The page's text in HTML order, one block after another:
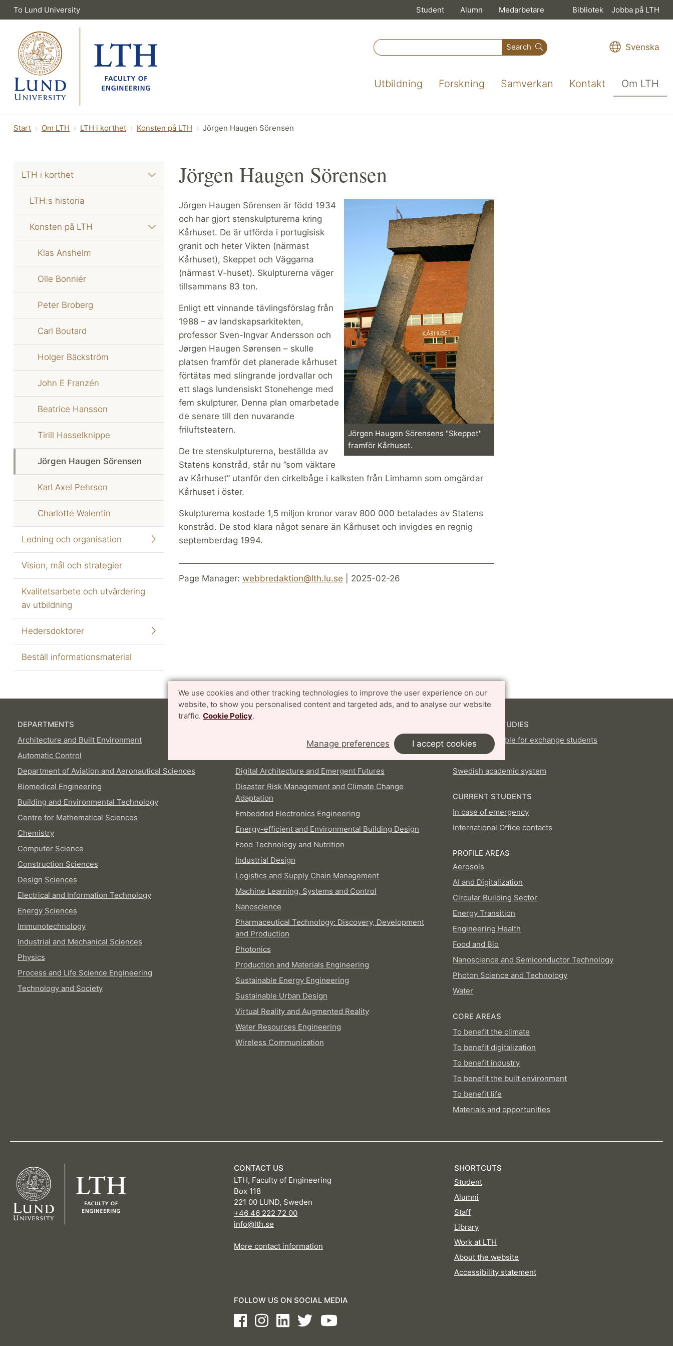
We use cookies and other tracking technologies to improve the user experience on our
website, to show you personalised content and targeted ads, and to analyse our website
traffic. Cookie Policy.
Manage preferences I accept cookies
To Lund University Student Alumn Medarbetare Bibliotek Jobba på LTH
Search Svenska
Utbildning Forskning Samverkan Kontakt Om LTH
Start Om LTH LTH i korthet Konsten på LTH Jörgen Haugen Sörensen
LTH i korthet
LTH:s historia
Konsten på LTH
Klas Anshelm
Olle Bonniér
Peter Broberg
Carl Boutard
Holger Bäckström
John E Franzén
Beatrice Hansson
Tirill Hasselknippe
Jörgen Haugen Sörensen
Karl Axel Pehrson
Charlotte Walentin
Ledning och organisation
Vision, mål och strategier
Kvalitetsarbete och utvärdering
av utbildning
Hedersdoktorer
Beställ informationsmaterial
Jörgen Haugen Sörensen
Jörgen Haugen Sörensens "Skeppet"
framför Kårhuset.
Jörgen Haugen Sörensen är född 1934
och har gjort stenskulpturerna kring
Kårhuset. De är utförda i portugisisk
granit och heter Vikten (närmast
Kårhuset), Skeppet och Väggarna
(närmast V-huset). Skulpturerna väger
tillsammans 83 ton.
Enligt ett vinnande tävlingsförslag från
1988 – av landskapsarkitekten,
professor Sven-Ingvar Andersson och
Jørgen Haugen Sørensen – skulle
platsen framför det planerade kårhuset
förtätas med slingrande jordvallar och
ett slags lundensiskt Stonehenge med
fem skulpturer. Denna plan omarbetade
de senare till den nuvarande
friluftsteatern.
De tre stenskulpturerna, beställda av
Statens konstråd, står nu ”som väktare
av Kårhuset” utanför den cirkelbåge i kalksten från Limhamn som omgärdar
Kårhuset i öster.
Skulpturerna kostade 1,5 miljon kronor varav 800 000 betalades av Statens
konstråd. De stod klara något senare än Kårhuset och invigdes en regnig
septemberdag 1994.
Page Manager: webbredaktion@lth.lu.se | 2025-02-26
DEPARTMENTS
Architecture and Built Environment
Automatic Control
Department of Aviation and Aeronautical Sciences
Biomedical Engineering
Building and Environmental Technology
Centre for Mathematical Sciences
Chemistry
Computer Science
Construction Sciences
Design Sciences
Electrical and Information Technology
Energy Sciences
Immunotechnology
Industrial and Mechanical Sciences
Physics
Process and Life Science Engineering
Technology and Society
Digital Architecture and Emergent Futures
Disaster Risk Management and Climate Change
Adaptation
Embedded Electronics Engineering
Energy-efficient and Environmental Building Design
Food Technology and Nutrition
Industrial Design
Logistics and Supply Chain Management
Machine Learning, Systems and Control
Nanoscience
Pharmaceutical Technology: Discovery, Development
and Production
Photonics
Production and Materials Engineering
Sustainable Energy Engineering
Sustainable Urban Design
Virtual Reality and Augmented Reality
Water Resources Engineering
Wireless Communication
EXCHANGE STUDIES
Courses available for exchange students
How to apply
Swedish academic system
CURRENT STUDENTS
In case of emergency
International Office contacts
PROFILE AREAS
Aerosols
AI and Digitalization
Circular Building Sector
Energy Transition
Engineering Health
Food and Bio
Nanoscience and Semiconductor Technology
Photon Science and Technology
Water
CORE AREAS
To benefit the climate
To benefit digitalization
To benefit industry
To benefit the built environment
To benefit life
Materials and opportunities
CONTACT US
LTH, Faculty of Engineering
Box 118
221 00 LUND, Sweden
+46 46 222 72 00
info@lth.se
More contact information
SHORTCUTS
Student
Alumni
Staff
Library
Work at LTH
About the website
Accessibility statement
FOLLOW US ON SOCIAL MEDIA
FacebookInstagramLinkedInTwitterYoutube